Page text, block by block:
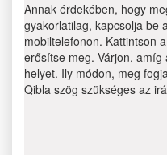
Annak érdekében, hogy
gyakorlatilag, kapcsolja be
mobiltelefonon. Kattintson
erősítse meg. Várjon,
helyet. Ily módon, meg
Qibla szög szükséges az